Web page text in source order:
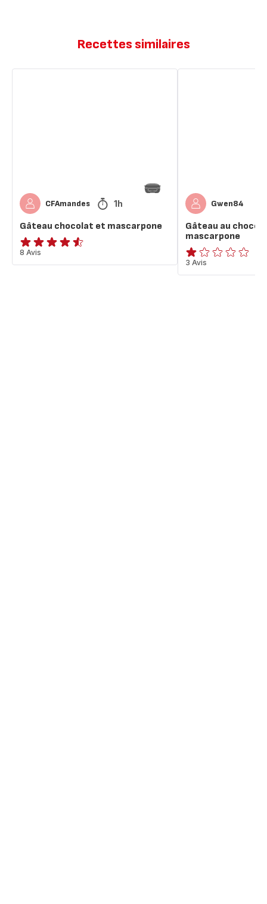
Recettes similaires
CFAmandes 1h
Gâteau chocolat et mascarpone
ratings.4.5
8 Avis
Gwen84
Gâteau au
mascarpone
Avis
1
3 Avis